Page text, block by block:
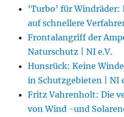
‘Turbo’ für
auf schnellere
Frontalangriff der
Naturschutz | NI e.V.
Hunsrück: Keine
in Schutzgebieten | NI
Fritz Vahrenholt: Die
von Wind -und